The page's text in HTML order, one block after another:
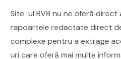
Site-ul BVB nu ne oferă direct
rapoartele redactate direct
complexe pentru a extrage
uri care oferă mai multe